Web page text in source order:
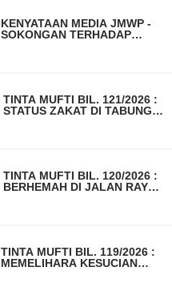
KENYATAAN MEDIA JMWP -
SOKONGAN TERHADAP
TINTA MUFTI BIL. 121/2026 :
STATUS ZAKAT DI TABUNG
TINTA MUFTI BIL. 120/2026 :
BERHEMAH DI JALAN RAYA
TINTA MUFTI BIL. 119/2026 :
MEMELIHARA KESUCIAN